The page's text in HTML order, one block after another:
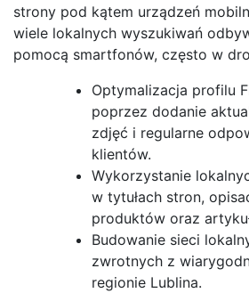
strony pod kątem urządzeń
wiele lokalnych wyszukiwań
pomocą smartfonów, często w
Optymalizacja profilu
poprzez dodanie
zdjęć i regularne
klientów.
Wykorzystanie
w tytułach stron,
produktów oraz
Budowanie sieci
zwrotnych z
regionie Lublina.